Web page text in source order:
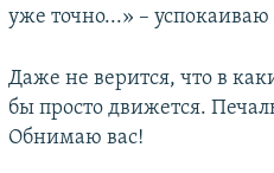
уже точно...» – успокаиваю
Даже не верится, что в
бы просто движется.
Обнимаю вас!